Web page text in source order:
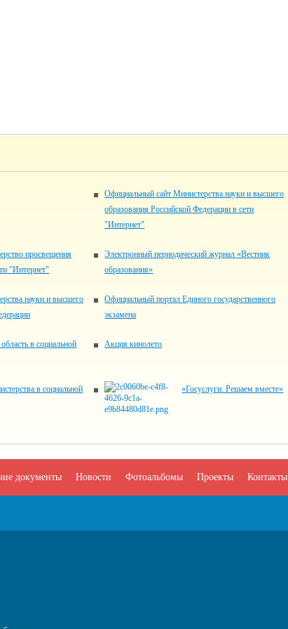
Официальный сайт Министерства науки и высшего
образования Российской Федерации в сети
"Интернет"
просвещения
"Интернет"
Электронный периодический журнал «Вестник
образования»
науки и высшего
Официальный портал Единого государственного
экзамена
в социальной
Акция кинолето
в социальной
«Госуслуги. Решаем вместе»
документы Новости Фотоальбомы Проекты Контакты